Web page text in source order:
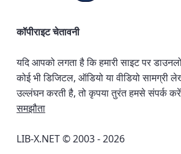
कॉपीराइट चेतावनी
यदि आपको लगता है कि हमारी साइट पर
कोई भी डिजिटल, ऑडियो या वीडियो सामग्री
उल्लंघन करती है, तो कृपया तुरंत हमसे संपर्क
समझौता
LIB-X.NET © 2003 - 2026